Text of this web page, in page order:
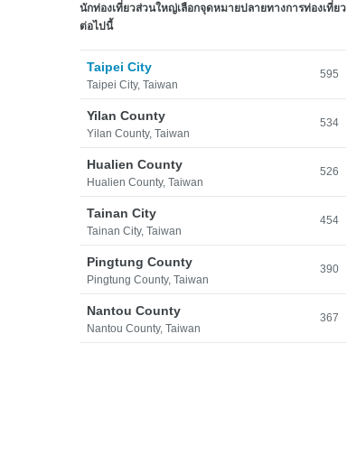
นักท่องเที่ยวส่วนใหญ่เลือกจุดหมายปลายทางการท่องเที่ยว
ต่อไปนี้
Taipei City
Taipei City, Taiwan
595
Yilan County
Yilan County, Taiwan
534
Hualien County
Hualien County, Taiwan
526
Tainan City
Tainan City, Taiwan
454
Pingtung County
Pingtung County, Taiwan
390
Nantou County
Nantou County, Taiwan
367